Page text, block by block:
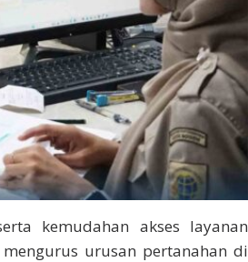
kemudahan akses layanan
urusan pertanahan di